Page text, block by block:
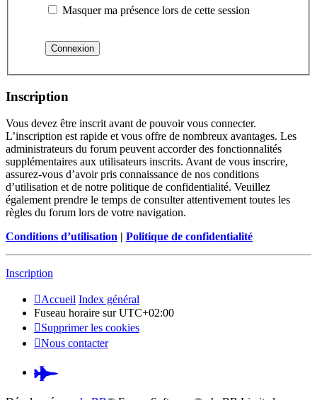
Masquer ma présence lors de cette session
Inscription
Vous devez être inscrit avant de pouvoir vous connecter.
L’inscription est rapide et vous offre de nombreux avantages. Les
administrateurs du forum peuvent accorder des fonctionnalités
supplémentaires aux utilisateurs inscrits. Avant de vous inscrire,
assurez-vous d’avoir pris connaissance de nos conditions
d’utilisation et de notre politique de confidentialité. Veuillez
également prendre le temps de consulter attentivement toutes les
règles du forum lors de votre navigation.
Conditions d’utilisation | Politique de confidentialité
Inscription
Accueil Index général
Fuseau horaire surUTC+02:00
Supprimer les cookies
Nous contacter
Pardus.at
(S’ouvre